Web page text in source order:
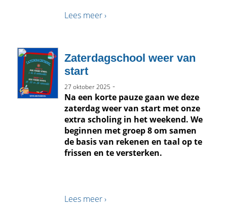
Lees meer ›
Zaterdagschool weer van
start
27 oktober 2025 -
Na een korte pauze gaan we deze
zaterdag weer van start met onze
extra scholing in het weekend. We
beginnen met groep 8 om samen
de basis van rekenen en taal op te
frissen en te versterken.
Lees meer ›